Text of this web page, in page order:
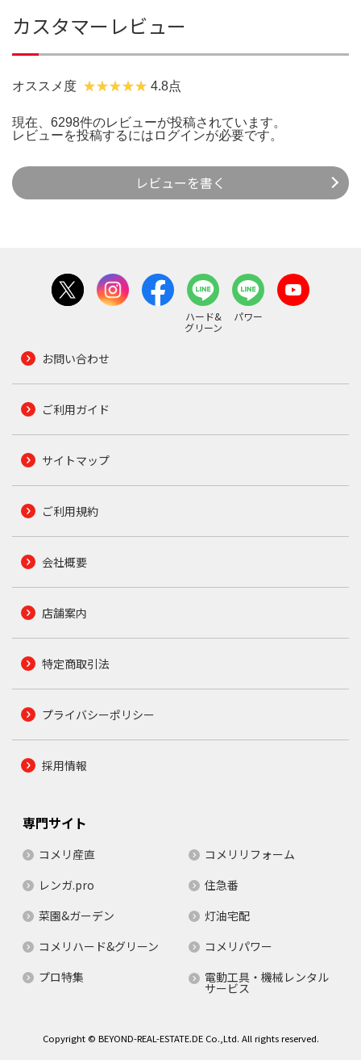
カスタマーレビュー
オススメ度 4.8点
現在、6298件のレビューが投稿されています。
レビューを投稿するには ログインが必要です。
レビューを書く
ハード&
グリーン
パワー
お問い合わせ
ご利用ガイド
サイトマップ
ご利用規約
会社概要
店舗案内
特定商取引法
プライバシーポリシー
採用情報
専門サイト
コメリ産直
コメリリフォーム
レンガ.pro
住急番
菜園&ガーデン
灯油宅配
コメリハード&グリーン
コメリパワー
プロ特集
電動工具・機械レンタル
サービス
Copyright © BEYOND-REAL-ESTATE.DE Co.,Ltd. All rights reserved.